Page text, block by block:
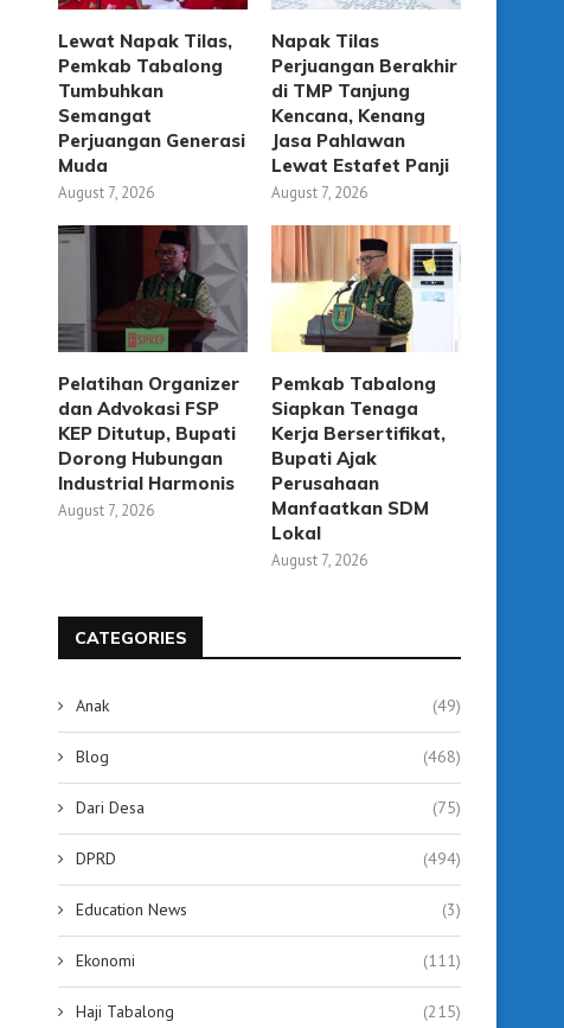
Mediator Hubungan Industrial,
Tunggu Rekomendasi...
August 3, 2026
Kecakapan Kerja
JIKAMAKA,...
July 30, 2026
Lewat Napak Tilas,
Pemkab Tabalong
Tumbuhkan
Semangat
Perjuangan Generasi
Muda
August 7, 2026
Napak Tilas
Perjuangan Berakhir
di TMP Tanjung
Kencana, Kenang
Jasa Pahlawan
Lewat Estafet Panji
August 7, 2026
Pelatihan Organizer
dan Advokasi FSP
KEP Ditutup, Bupati
Dorong Hubungan
Industrial Harmonis
August 7, 2026
Pemkab Tabalong
Siapkan Tenaga
Kerja Bersertifikat,
Bupati Ajak
Perusahaan
Manfaatkan SDM
Lokal
August 7, 2026
CATEGORIES
Anak (49)
Blog (468)
Dari Desa (75)
DPRD (494)
Education News (3)
Ekonomi (111)
Haji Tabalong (215)